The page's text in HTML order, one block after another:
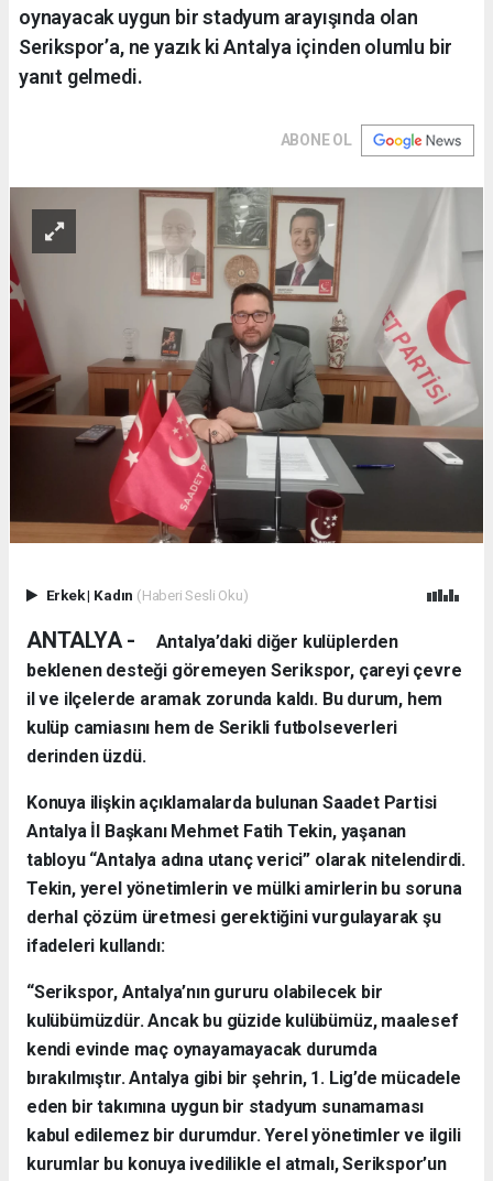
oynayacak uygun bir stadyum arayışında olan
Serikspor’a, ne yazık ki Antalya içinden olumlu bir
yanıt gelmedi.
ABONE OL
Erkek| Kadın (Haberi Sesli Oku)
ANTALYA -
Antalya’daki diğer kulüplerden
beklenen desteği göremeyen Serikspor, çareyi çevre
il ve ilçelerde aramak zorunda kaldı. Bu durum, hem
kulüp camiasını hem de Serikli futbolseverleri
derinden üzdü.
Konuya ilişkin açıklamalarda bulunan Saadet Partisi
Antalya İl Başkanı Mehmet Fatih Tekin, yaşanan
tabloyu “Antalya adına utanç verici” olarak nitelendirdi.
Tekin, yerel yönetimlerin ve mülki amirlerin bu soruna
derhal çözüm üretmesi gerektiğini vurgulayarak şu
ifadeleri kullandı:
“Serikspor, Antalya’nın gururu olabilecek bir
kulübümüzdür. Ancak bu güzide kulübümüz, maalesef
kendi evinde maç oynayamayacak durumda
bırakılmıştır. Antalya gibi bir şehrin, 1. Lig’de mücadele
eden bir takımına uygun bir stadyum sunamaması
kabul edilemez bir durumdur. Yerel yönetimler ve ilgili
kurumlar bu konuya ivedilikle el atmalı, Serikspor’un